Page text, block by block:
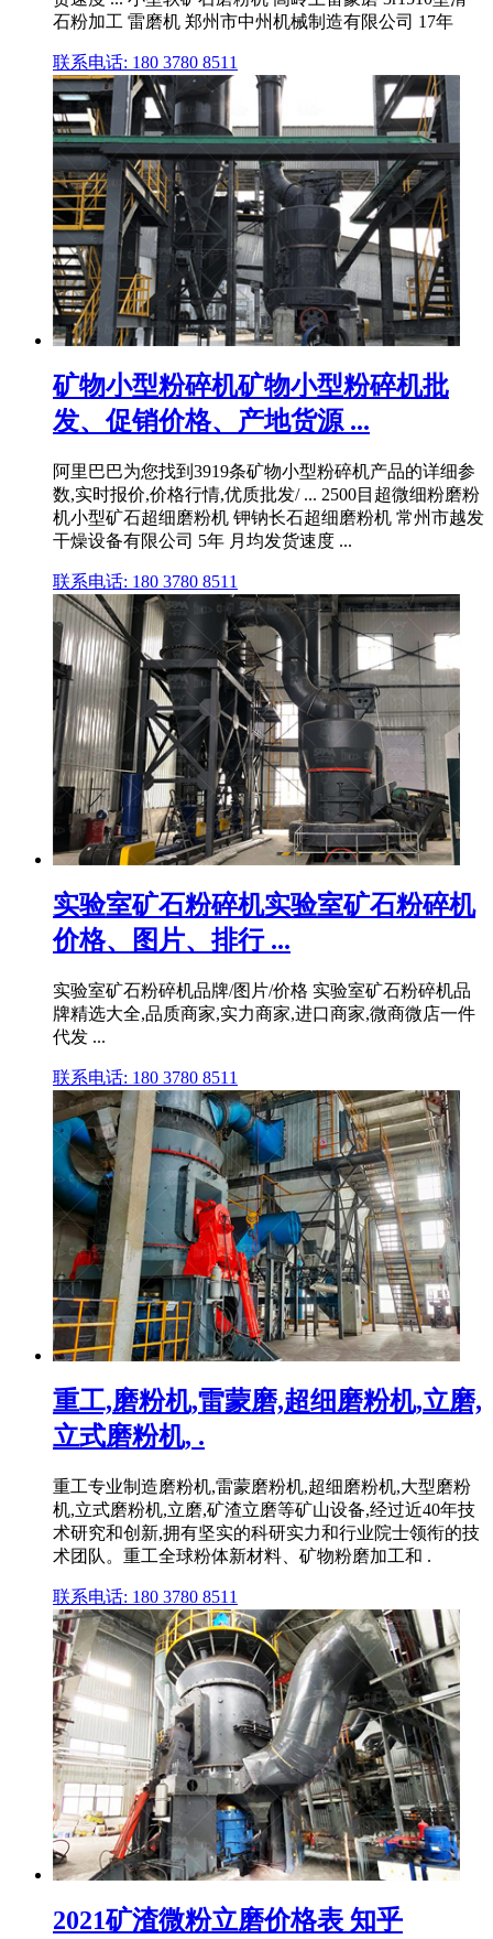
石粉加工 雷磨机 郑州市中州机械制造有限公司 17年
联系电话: 180 3780 8511
矿物小型粉碎机矿物小型粉碎机批
发、促销价格、产地货源 ...
阿里巴巴为您找到3919条矿物小型粉碎机产品的详细参
数,实时报价,价格行情,优质批发/ ... 2500目超微细粉磨粉
机小型矿石超细磨粉机 钾钠长石超细磨粉机 常州市越发
干燥设备有限公司 5年 月均发货速度 ...
联系电话: 180 3780 8511
实验室矿石粉碎机实验室矿石粉碎机
价格、图片、排行 ...
实验室矿石粉碎机品牌/图片/价格 实验室矿石粉碎机品
牌精选大全,品质商家,实力商家,进口商家,微商微店一件
代发 ...
联系电话: 180 3780 8511
重工,磨粉机,雷蒙磨,超细磨粉机,立磨,
立式磨粉机, .
重工专业制造磨粉机,雷蒙磨粉机,超细磨粉机,大型磨粉
机,立式磨粉机,立磨,矿渣立磨等矿山设备,经过近40年技
术研究和创新,拥有坚实的科研实力和行业院士领衔的技
术团队。重工全球粉体新材料、矿物粉磨加工和 .
联系电话: 180 3780 8511
2021矿渣微粉立磨价格表 知乎